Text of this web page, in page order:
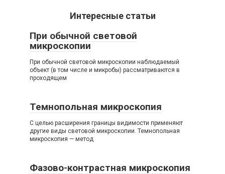
Интересные статьи
При обычной световой
микроскопии
При обычной световой микроскопии наблюдаемый
объект (в том числе и микробы) рассматриваются в
проходящем
Темнопольная микроскопия
С целью расширения границы видимости применяют
другие виды световой микроскопии. Темнопольная
микроскопия — метод
Фазово-контрастная микроскопия